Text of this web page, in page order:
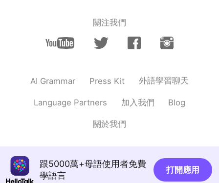
ES EN
關注我們
AI Grammar Press Kit 外語學習聊天
Language Partners 加入我們 Blog
關於我們
跟5000萬+母語使用者免費
學語言
打開應用